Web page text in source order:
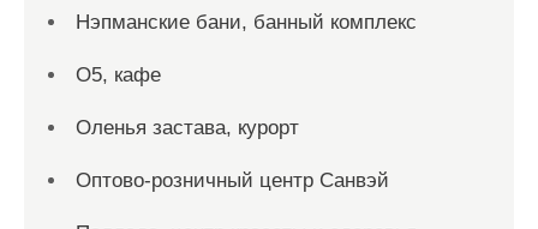
Нэпманские бани, банный комплекс
О5, кафе
Оленья застава, курорт
Оптово-розничный центр Санвэй